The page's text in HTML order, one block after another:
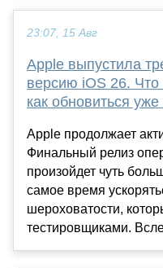
23:07, 15 Авг
Apple выпустила
версию iOS 26. Что
как обновиться уже
Apple продолжает
Финальный релиз
произойдет чуть
самое время
шероховатости,
тестировщиками.